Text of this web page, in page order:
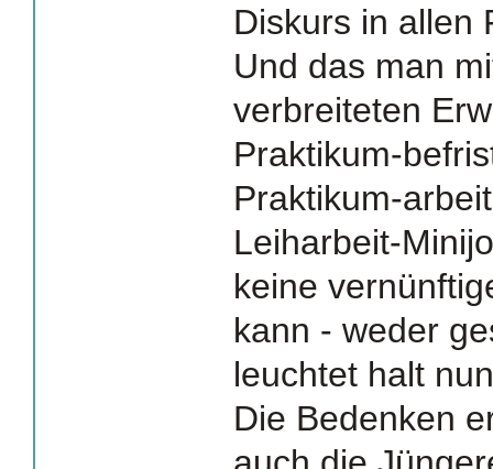
Diskurs in allen
Und das man
verbreiteten
Praktikum-
Praktikum-
Leiharbeit-
keine
kann - weder
leuchtet halt
Die Bedenken